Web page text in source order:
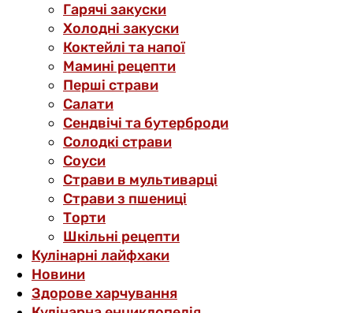
Гарячі закуски
Холодні закуски
Коктейлі та напої
Мамині рецепти
Перші страви
Салати
Сендвічі та бутерброди
Солодкі страви
Соуси
Страви в мультиварці
Страви з пшениці
Торти
Шкільні рецепти
Кулінарні лайфхаки
Новини
Здорове харчування